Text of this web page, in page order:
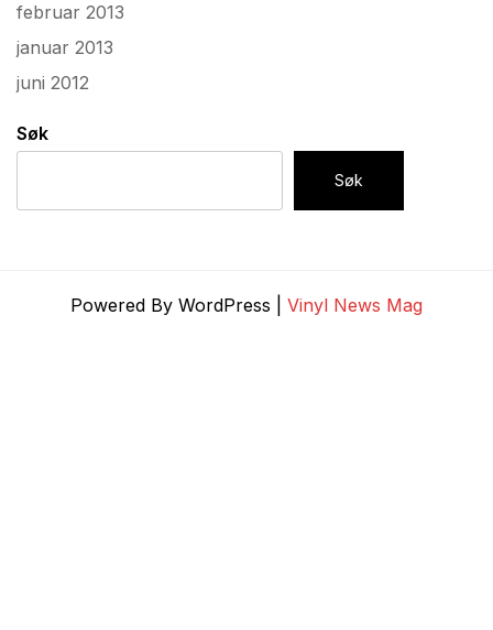
februar 2013
januar 2013
juni 2012
Søk
Søk
Powered By WordPress | Vinyl News Mag